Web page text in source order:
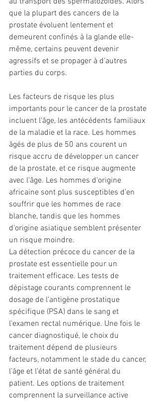
que la plupart des cancers de la
prostate évoluent lentement et
demeurent confinés à la glande elle-
même, certains peuvent devenir
agressifs et se propager à d'autres
parties du corps.
Les facteurs de risque les plus
importants pour le cancer de la prostate
incluent l'âge, les antécédents familiaux
de la maladie et la race. Les hommes
âgés de plus de 50 ans courent un
risque accru de développer un cancer
de la prostate, et ce risque augmente
avec l'âge. Les hommes d'origine
africaine sont plus susceptibles d'en
souffrir que les hommes de race
blanche, tandis que les hommes
d'origine asiatique semblent présenter
un risque moindre.
La détection précoce du cancer de la
prostate est essentielle pour un
traitement efficace. Les tests de
dépistage courants comprennent le
dosage de l'antigène prostatique
spécifique (PSA) dans le sang et
l'examen rectal numérique. Une fois le
cancer diagnostiqué, le choix du
traitement dépend de plusieurs
facteurs, notamment le stade du cancer,
l'âge et l'état de santé général du
patient. Les options de traitement
comprennent la surveillance active